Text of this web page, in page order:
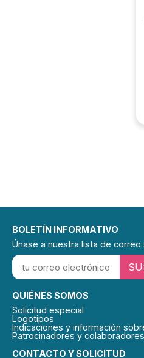
CONTACTO Y SOLICITUD
QUIÉNES SOMOS
Solicitud especial
Logotipos
Indicaciones y información
Patrocinadores y colaboradores
BOLETÍN INFORMATIVO
Únase a nuestra lista de correo